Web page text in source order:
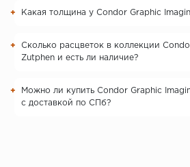
Какая толщина у Condor Graphic
Сколько расцветок в коллекции
Zutphen и есть ли наличие?
Можно ли купить Condor Graphic
с доставкой по СПб?